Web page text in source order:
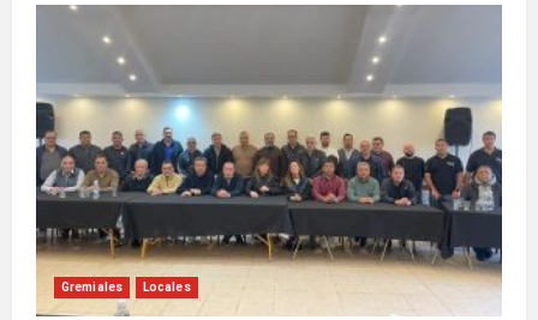
Gremiales Locales